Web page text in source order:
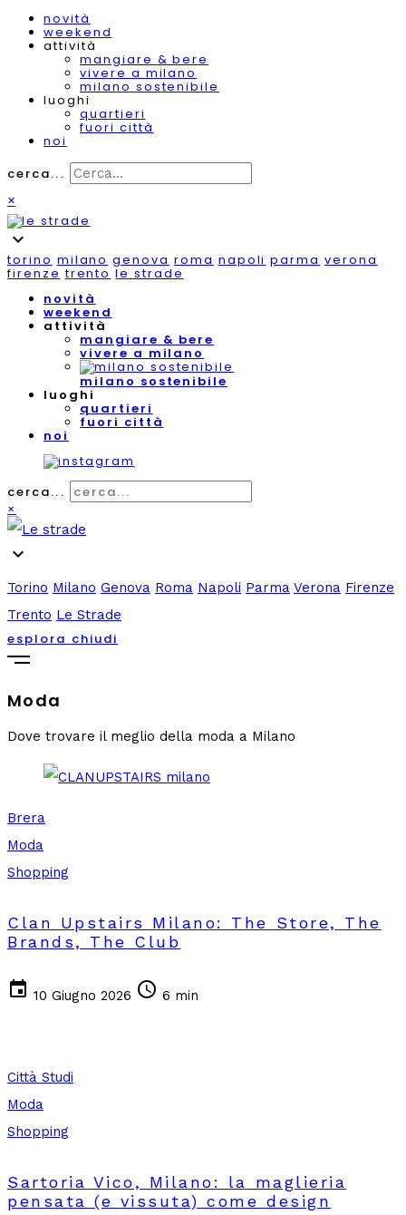
novità
weekend
attività
mangiare & bere
vivere a milano
milano sostenibile
luoghi
quartieri
fuori città
noi
cerca...
×
expand_more
torino milano genova roma napoli parma verona
firenze trento le strade
novità
weekend
attività
mangiare & bere
vivere a milano
milano sostenibile
luoghi
quartieri
fuori città
noi
cerca...
×
expand_more
Torino Milano Genova Roma Napoli Parma Verona Firenze
Trento Le Strade
esplora chiudi
Moda
Dove trovare il meglio della moda a Milano
Brera
Moda
Shopping
Clan Upstairs Milano: The Store, The
Brands, The Club
event 10 Giugno 2026 schedule 6 min
Città Studi
Moda
Shopping
Sartoria Vico, Milano: la maglieria
pensata (e vissuta) come design